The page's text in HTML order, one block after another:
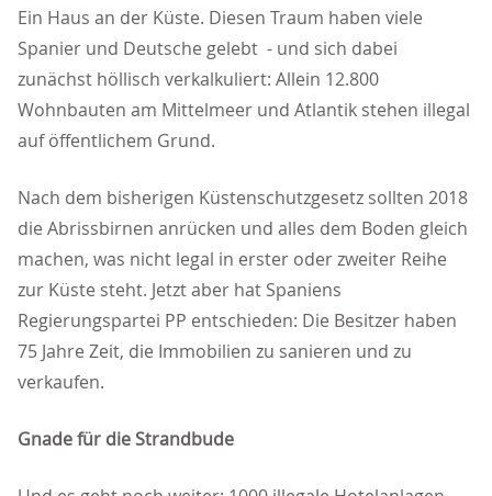
Ein Haus an der Küste. Diesen Traum haben viele
Spanier und Deutsche gelebt - und sich dabei
zunächst höllisch verkalkuliert: Allein 12.800
Wohnbauten am Mittelmeer und Atlantik stehen illegal
auf öffentlichem Grund.
Nach dem bisherigen Küstenschutzgesetz sollten 2018
die Abrissbirnen anrücken und alles dem Boden gleich
machen, was nicht legal in erster oder zweiter Reihe
zur Küste steht. Jetzt aber hat Spaniens
Regierungspartei PP entschieden: Die Besitzer haben
75 Jahre Zeit, die Immobilien zu sanieren und zu
verkaufen.
Gnade für die Strandbude